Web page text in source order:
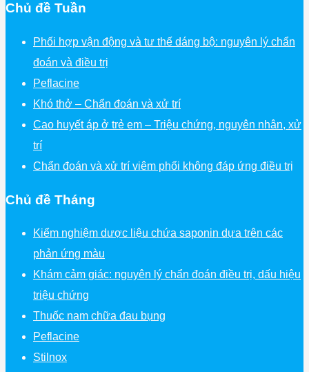
Chủ đề Tuần
Phối hợp vận động và tư thế dáng bộ: nguyên lý chẩn
đoán và điều trị
Peflacine
Khó thở – Chẩn đoán và xử trí
Cao huyết áp ở trẻ em – Triệu chứng, nguyên nhân, xử
trí
Chẩn đoán và xử trí viêm phổi không đáp ứng điều trị
Chủ đề Tháng
Kiểm nghiệm dược liệu chứa saponin dựa trên các
phản ứng màu
Khám cảm giác: nguyên lý chẩn đoán điều trị, dấu hiệu
triệu chứng
Thuốc nam chữa đau bụng
Peflacine
Stilnox